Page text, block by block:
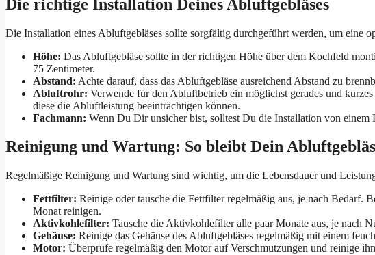
Die richtige Installation Deines Abluftgebläses
Die Installation eines Abluftgebläses sollte sorgfältig durchgeführt werden, um eine
Höhe: Das Abluftgebläse sollte in der richtigen Höhe über dem Kochfeld
75 Zentimeter.
Abstand: Achte darauf, dass das Abluftgebläse ausreichend Abstand zu
Abluftrohr: Verwende für den Abluftbetrieb ein möglichst gerades und
diese die Abluftleistung beeinträchtigen können.
Fachmann: Wenn Du Dir unsicher bist, solltest Du die Installation von einem
Reinigung und Wartung: So bleibt Dein
Regelmäßige Reinigung und Wartung sind wichtig, um die Lebensdauer und
Fettfilter: Reinige oder tausche die Fettfilter regelmäßig aus, je nach Bedarf.
Monat reinigen.
Aktivkohlefilter: Tausche die Aktivkohlefilter alle paar Monate aus, je nach
Gehäuse: Reinige das Gehäuse des Abluftgebläses regelmäßig mit einem
Motor: Überprüfe regelmäßig den Motor auf Verschmutzungen und reinige